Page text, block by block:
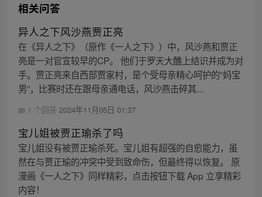
相关问答
异人之下风沙燕贾正亮
在《异人之下》（原作《一人之下》）中，风沙燕和贾正
亮是一对官宣较早的CP。 他们于罗天大醮上结识并成为对
手。贾正亮来自西部贾家村，是个受母亲精心呵护的“妈宝
男”，比赛时还在跟母亲通电话，风沙燕击碎其...
1 个回答 2024年11月05日 01:37
宝儿姐被贾正瑜杀了吗
宝儿姐没有被贾正瑜杀死。宝儿姐有超强的自愈能力，虽
然在与贾正瑜的冲突中受到致命伤，但最终得以恢复。 原
漫画《一人之下》同样精彩，点击按钮下载 App 立享精彩
内容！